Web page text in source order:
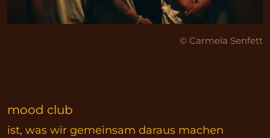
© Carmela Senfett
mood club
ist, was wir gemeinsam daraus machen